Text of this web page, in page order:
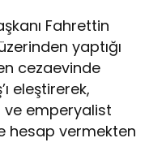
Fahrettin
yaptığı
cezaevinde
eleştirerek,
ve emperyalist
hesap vermekten